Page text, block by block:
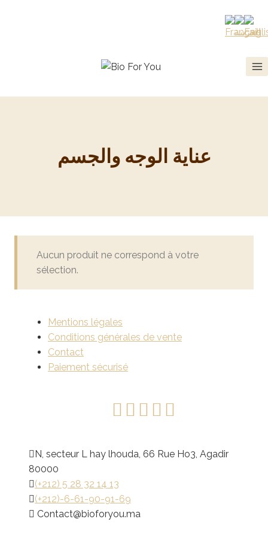
عناية الوجه والجسم
Aucun produit ne correspond à votre
sélection.
Mentions légales
Conditions générales de vente
Contact
Paiement sécurisé
N, secteur L hay lhouda, 66 Rue Ho3, Agadir
80000
(+212) 5 28 32 14 13
(+212)-6-61-90-91-69
am.uoyrofoib
@tcatnoC